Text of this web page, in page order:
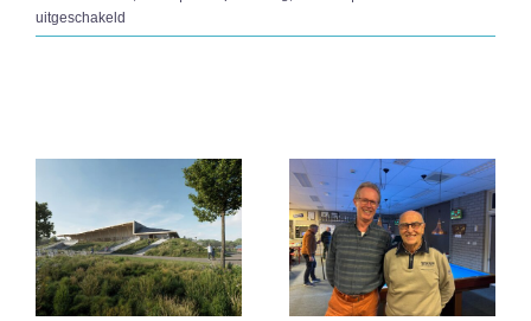
uitgeschakeld
Blik